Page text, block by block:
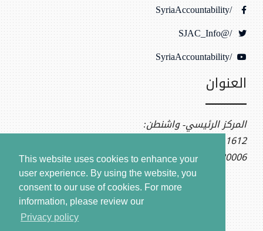
This website uses cookies to enhance your
user experience. By using the website, you
consent to our use of cookies. For more
information, please review our
Privacy policy
/SyriaAccountability
/@SJAC_Info
/SyriaAccountability
العنوان
المركز الرئيسي- واشنطن:
1612 K St NW, Ste 400
Washington, DC 20006